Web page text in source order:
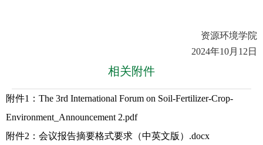
资源环境学院
2024年10月12日
相关附件
附件1：The 3rd International Forum on Soil-Fertilizer-Crop-
Environment_Announcement 2.pdf
附件2：会议报告摘要格式要求（中英文版）.docx